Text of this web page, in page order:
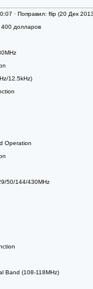
· Поправил: flip (20 Дек
долларов
12.5kHz)
Operation
50/144/430MHz
Band (108-118MHz)